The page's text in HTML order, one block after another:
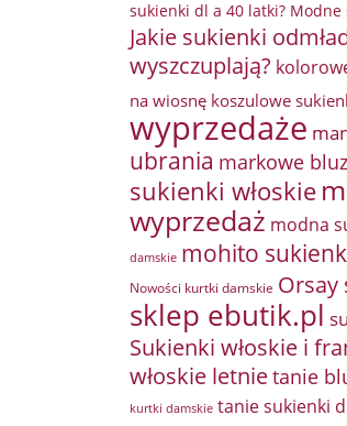
sukienki dl a 40 latki?
Jakie sukienki
wyszczuplają?
na wiosnę koszulowe
wyprzedaże
ubrania markowe
sukienki włoskie
wyprzedaż modna
damskie mohito
Nowości kurtki damskie Orsay
sklep ebutik.pl
Sukienki włoskie i
włoskie letnietanie
kurtki damskie tanie sukienki